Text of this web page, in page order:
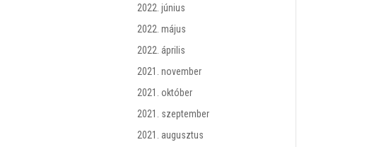
2022. június
2022. május
2022. április
2021. november
2021. október
2021. szeptember
2021. augusztus